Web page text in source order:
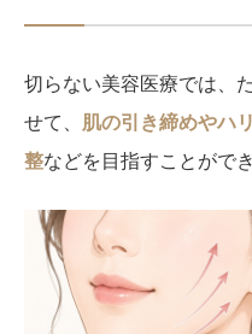
切らない美容医療では、
せて、 肌の引き締めやハ
整などを目指すことがで